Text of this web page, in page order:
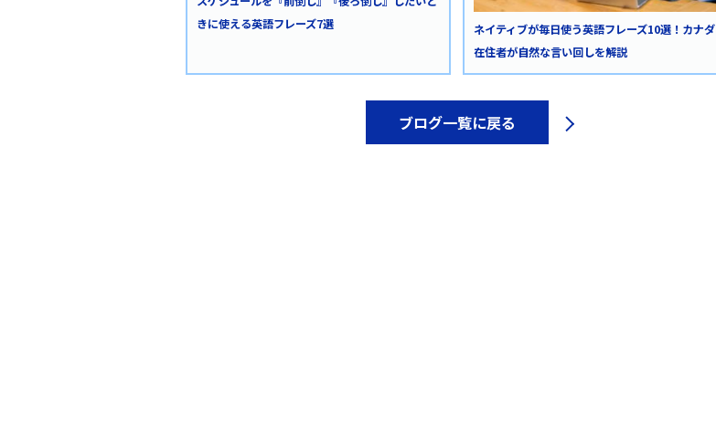
きに使える英語フレーズ7選
ネイティブが毎日使う英語フレーズ10選！カナダ
在住者が自然な言い回しを解説
ブログ一覧に戻る